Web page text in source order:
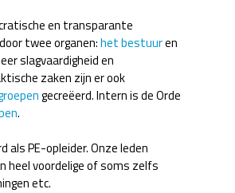
en transparante
twee organen:het bestuuren
slagvaardigheid en
zaken zijn er ook
gecreëerd. Intern is de Orde
.
als PE-opleider. Onze leden
heel voordelige of soms zelfs
etc.